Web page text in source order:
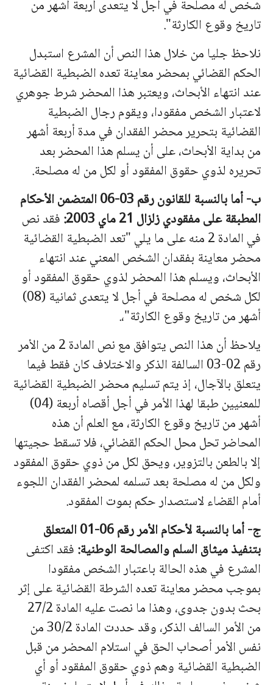
شخص له مصلحة في أجل لا يتعدى أربعة أشهر من
تاريخ وقوع الكارثة".
نلاحظ جليا من خلال هذا النص أن المشرع استبدل
الحكم القضائي بمحضر معاينة تعده الضبطية القضائية
عند انتهاء الأبحاث، ويعتبر هذا المحضر شرط جوهري
لاعتبار الشخص مفقودا، ويقوم رجال الضبطية
القضائية بتحرير محضر الفقدان في مدة أربعة أشهر
من بداية الأبحاث، على أن يسلم هذا المحضر بعد
تحريره لذوي حقوق المفقود أو لكل من له مصلحة.
ب‌- أما بالنسبة للقانون رقم 03-06 المتضمن الأحكام
المطبقة على مفقودي زلزال 21 ماي 2003:
فقد نص
في المادة 2 منه على ما يلي "تعد الضبطية القضائية
محضر معاينة بفقدان الشخص المعني عند انتهاء
الأبحاث، ويسلم هذا المحضر لذوي حقوق المفقود أو
لكل شخص له مصلحة في أجل لا يتعدى ثمانية (08)
أشهر من تاريخ وقوع الكارثة"،.
يلاحظ أن هذا النص يتوافق مع نص المادة 2 من الأمر
رقم 02-03 السالفة الذكر والاختلاف كان فقط فيما
يتعلق بالآجال، إذ يتم تسليم محضر الضبطية القضائية
للمعنيين طبقا لهذا الأمر في أجل أقصاه أربعة (04)
أشهر من تاريخ وقوع الكارثة، مع العلم أن هذه
المحاضر تحل محل الحكم القضائي، فلا تسقط حجيتها
إلا بالطعن بالتزوير، ويحق لكل من ذوي حقوق المفقود
ولكل من له مصلحة بعد تسلمه لمحضر الفقدان اللجوء
أمام القضاء لاستصدار حكم بموت المفقود.
ج- أما بالنسبة لأحكام الأمر رقم 06-01 المتعلق
بتنفيذ ميثاق السلم والمصالحة الوطنية:فقد اكتفى
المشرع في هذه الحالة باعتبار الشخص مفقودا
بموجب محضر معاينة تعده الشرطة القضائية على إثر
بحث بدون جدوى، وهذا ما نصت عليه المادة 27/2
من الأمر السالف الذكر، وقد حددت المادة 30/2 من
نفس الأمر أصحاب الحق في استلام المحضر من قبل
الضبطية القضائية وهم ذوي حقوق المفقود أو أي